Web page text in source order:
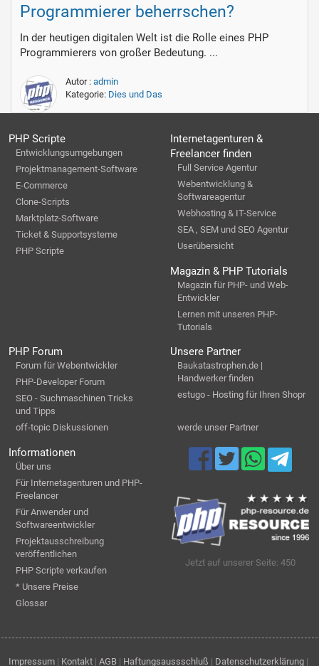
Programmierer beherrschen?
In der heutigen digitalen Welt ist die Rolle eines PHP
Programmierers von großer Bedeutung. ...
Autor : admin
Kategorie: Dies und Das
PHP Scripte
Entwicklungsumgebungen
Projektmanagement-Software
E-Commerce
Clone-Scripts
Marktplatz-Software
Ticket & Supportsysteme
PHP Scripte
Internetagenturen &
Freelancer finden
Full Service Agentur
Webentwicklung &
Softwareagentur
Webhosting & IT-Service
SEA , SEM und SEO Agentur
Userübersicht
Magazin & PHP Tutorials
Magazin für PHP- und Web-
Entwickler
Lernen mit unseren PHP-
Tutorials
PHP Forum
Forum für Webentwickler
PHP-Developer Forum
SEO - Suchmaschinen Tricks
und Tipps
off-topic Diskussionen
Unsere Partner
Baukatastrophen.de |
Handwerker finden
estugo - Hosting für Ihren Shopr
werde unser Partner
Informationen
Über uns
Für Internetagenturen und PHP-
Freelancer
Für Anwender und
Softwareentwickler
Projektausschreibung
veröffentlichen
PHP Scripte verkaufen
* Unsere Preise
Glossar
Jetzt auf unserer Seite: 450
Impressum | Kontakt | AGB | Haftungsaussschluß | Datenschutzerklärung |